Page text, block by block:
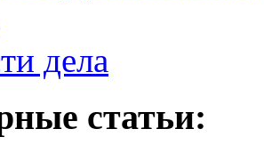
дела
статьи: